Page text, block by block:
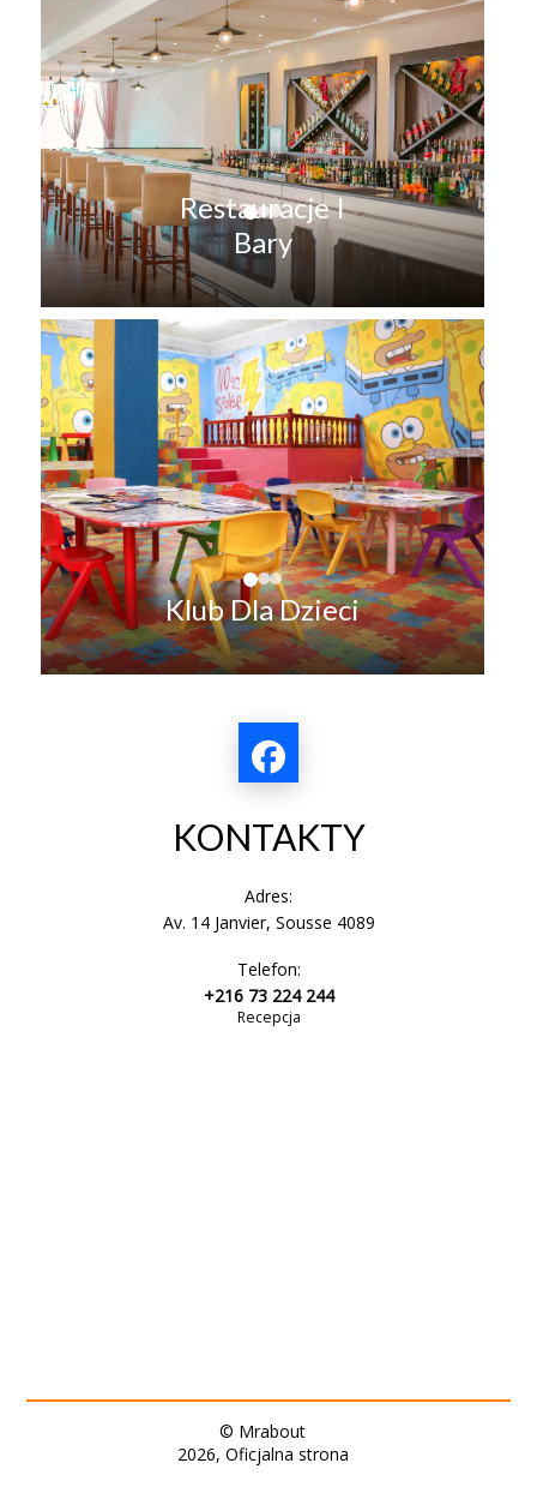
Restauracje I
Bary
Klub Dla Dzieci
KONTAKTY
Adres:
Av. 14 Janvier, Sousse 4089
Telefon:
+216 73 224 244
Recepcja
© Mrabout
2026, Oficjalna strona